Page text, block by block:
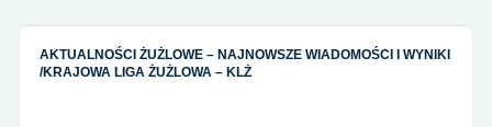
AKTUALNOŚCI ŻUŻLOWE – NAJNOWSZE WIADOMOŚCI I WYNIKI
/KRAJOWA LIGA ŻUŻLOWA – KLŻ